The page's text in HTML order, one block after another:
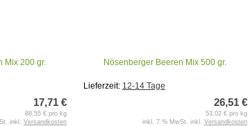
Mix 200 gr.
17,71 €
88,55 € pro kg
inkl. Versandkosten
Nösenberger Beeren Mix 500 gr.
Lieferzeit: 12-14 Tage
26,51 €
53,02 € pro kg
inkl. 7 % MwSt. inkl. Versandkosten